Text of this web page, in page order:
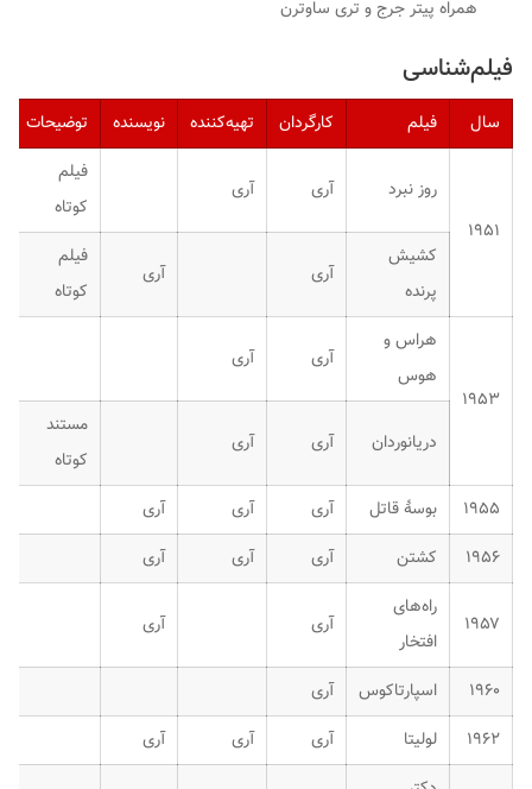
همراه پیتر جرج و تری ساوترن
فیلم‌شناسی
سال فیلم کارگردان تهیه‌کننده نویسنده توضیحات
۱۹۵۱
روز نبرد آری آری
فیلم
کوتاه
کشیش
پرنده
آری آری
فیلم
کوتاه
۱۹۵۳
هراس و
هوس
آری آری
دریانوردان آری آری
مستند
کوتاه
۱۹۵۵
بوسهٔ قاتل آری آری
آری
۱۹۵۶
کشتن آری آری آری
۱۹۵۷
راه‌های
افتخار
آری آری
۱۹۶۰ اسپارتاکوس
آری
۱۹۶۲
لولیتا آری آری
آری